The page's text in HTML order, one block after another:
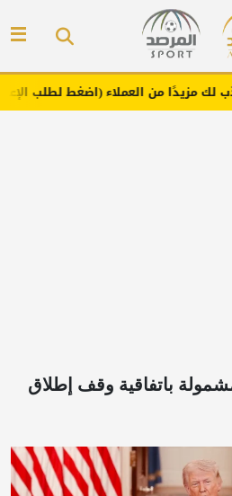
(اضغط لطلب الإعلان)
باتفاقية وقف إطلاق